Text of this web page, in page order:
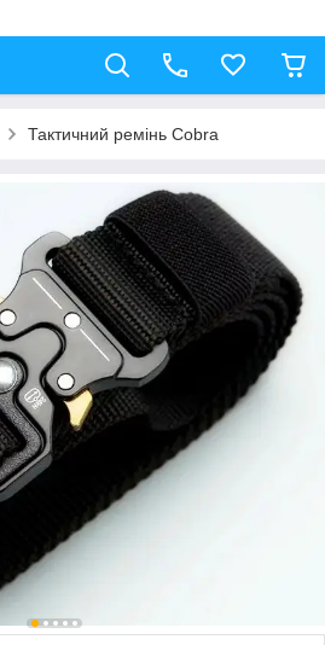
Тактичний ремінь Cobra